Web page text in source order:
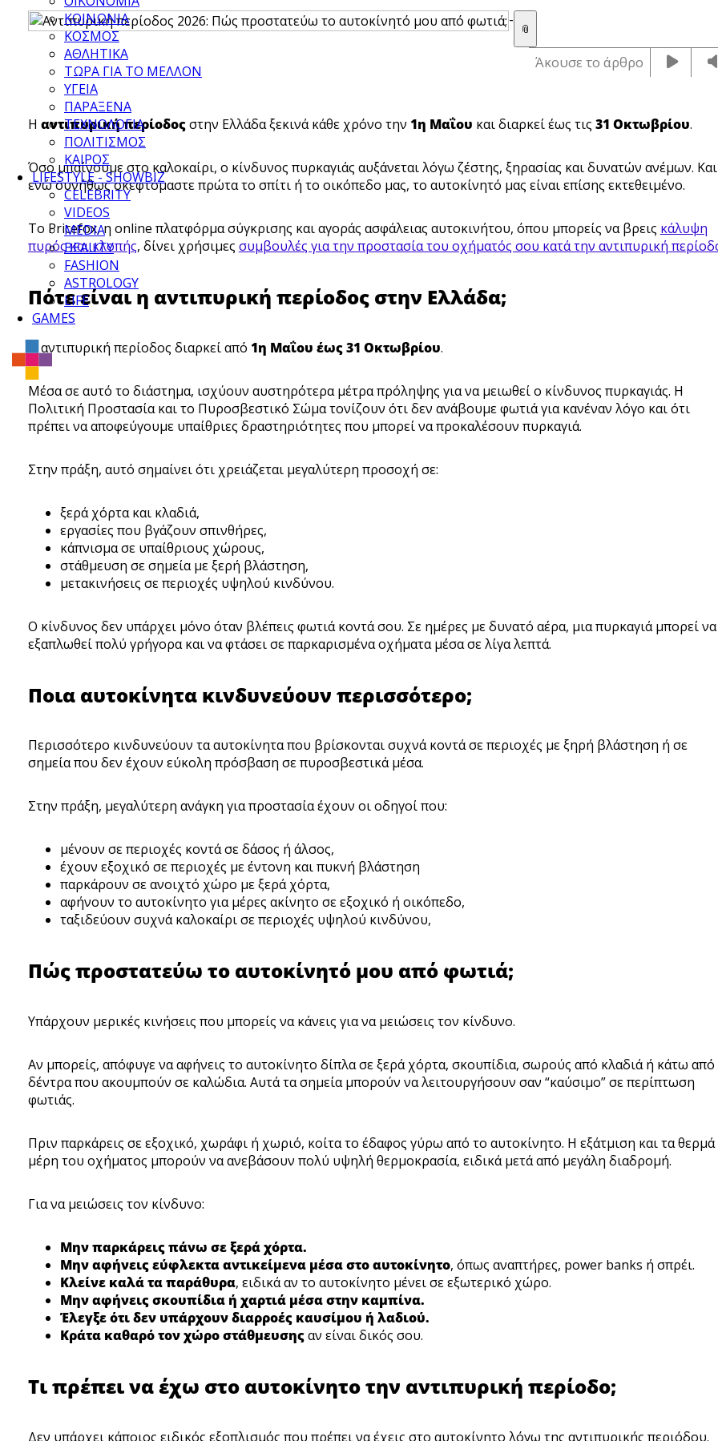
ΚΟΙΝΩΝΙΑ
ΚΟΣΜΟΣ
ΑΘΛΗΤΙΚΑ
ΤΩΡΑ ΓΙΑ ΤΟ ΜΕΛΛΟΝ
ΥΓΕΙΑ
ΠΑΡΑΞΕΝΑ
ΤΕΧΝΟΛΟΓΙΑ
ΠΟΛΙΤΙΣΜΟΣ
ΚΑΙΡΟΣ
LIFESTYLE - SHOWBIZ
CELEBRITY
VIDEOS
MEDIA
BEAUTY
FASHION
ASTROLOGY
LIFE
GAMES
-
📎
Άκουσε το άρθρο
Η αντιπυρική περίοδοςστην Ελλάδα ξεκινά κάθε χρόνο την 1η Μαΐου και διαρκεί έως τις 31 Οκτωβρίου.
Όσο μπαίνουμε στο καλοκαίρι, ο κίνδυνος πυρκαγιάς αυξάνεται λόγω ζέστης, ξηρασίας και δυνατών ανέμων. Και
ενώ συνήθως σκεφτόμαστε πρώτα το σπίτι ή το οικόπεδο μας, το αυτοκίνητό μας είναι επίσης εκτεθειμένο.
Το Pricefox, η online πλατφόρμα σύγκρισης και αγοράς ασφάλειας αυτοκινήτου, όπου μπορείς να βρεις κάλυψη
πυρός και κλοπής, δίνει χρήσιμες συμβουλές για την προστασία του οχήματός σου κατά την αντιπυρική
Πότε είναι η αντιπυρική περίοδος στην Ελλάδα;
Η αντιπυρική περίοδος διαρκεί από 1η Μαΐου έως 31 Οκτωβρίου.
Μέσα σε αυτό το διάστημα, ισχύουν αυστηρότερα μέτρα πρόληψης για να μειωθεί ο κίνδυνος πυρκαγιάς. Η
Πολιτική Προστασία και το Πυροσβεστικό Σώμα τονίζουν ότι δεν ανάβουμε φωτιά για κανέναν λόγο και ότι
πρέπει να αποφεύγουμε υπαίθριες δραστηριότητες που μπορεί να προκαλέσουν πυρκαγιά.
Στην πράξη, αυτό σημαίνει ότι χρειάζεται μεγαλύτερη προσοχή σε:
ξερά χόρτα και κλαδιά,
εργασίες που βγάζουν σπινθήρες,
κάπνισμα σε υπαίθριους χώρους,
στάθμευση σε σημεία με ξερή βλάστηση,
μετακινήσεις σε περιοχές υψηλού κινδύνου.
Ο κίνδυνος δεν υπάρχει μόνο όταν βλέπεις φωτιά κοντά σου. Σε ημέρες με δυνατό αέρα, μια πυρκαγιά μπορεί να
εξαπλωθεί πολύ γρήγορα και να φτάσει σε παρκαρισμένα οχήματα μέσα σε λίγα λεπτά.
Ποια αυτοκίνητα κινδυνεύουν περισσότερο;
Περισσότερο κινδυνεύουν τα αυτοκίνητα που βρίσκονται συχνά κοντά σε περιοχές με ξηρή βλάστηση ή σε
σημεία που δεν έχουν εύκολη πρόσβαση σε πυροσβεστικά μέσα.
Στην πράξη, μεγαλύτερη ανάγκη για προστασία έχουν οι οδηγοί που:
μένουν σε περιοχές κοντά σε δάσος ή άλσος,
έχουν εξοχικό σε περιοχές με έντονη και πυκνή βλάστηση
παρκάρουν σε ανοιχτό χώρο με ξερά χόρτα,
αφήνουν το αυτοκίνητο για μέρες ακίνητο σε εξοχικό ή οικόπεδο,
ταξιδεύουν συχνά καλοκαίρι σε περιοχές υψηλού κινδύνου,
Πώς προστατεύω το αυτοκίνητό μου από φωτιά;
Υπάρχουν μερικές κινήσεις που μπορείς να κάνεις για να μειώσεις τον κίνδυνο.
Αν μπορείς, απόφυγε να αφήνεις το αυτοκίνητο δίπλα σε ξερά χόρτα, σκουπίδια, σωρούς από κλαδιά ή κάτω από
δέντρα που ακουμπούν σε καλώδια. Αυτά τα σημεία μπορούν να λειτουργήσουν σαν “καύσιμο” σε περίπτωση
φωτιάς.
Πριν παρκάρεις σε εξοχικό, χωράφι ή χωριό, κοίτα το έδαφος γύρω από το αυτοκίνητο. Η εξάτμιση και τα θερμά
μέρη του οχήματος μπορούν να ανεβάσουν πολύ υψηλή θερμοκρασία, ειδικά μετά από μεγάλη διαδρομή.
Για να μειώσεις τον κίνδυνο:
Μην παρκάρεις πάνω σε ξερά χόρτα.
Μην αφήνεις εύφλεκτα αντικείμενα μέσα στο αυτοκίνητο, όπως αναπτήρες, power banks ή σπρέι.
Κλείνε καλά τα παράθυρα, ειδικά αν το αυτοκίνητο μένει σε εξωτερικό χώρο.
Μην αφήνεις σκουπίδια ή χαρτιά μέσα στην καμπίνα.
Έλεγξε ότι δεν υπάρχουν διαρροές καυσίμου ή λαδιού.
Κράτα καθαρό τον χώρο στάθμευσηςαν είναι δικός σου.
Τι πρέπει να έχω στο αυτοκίνητο την αντιπυρική περίοδο;
Δεν υπάρχει κάποιος ειδικός εξοπλισμός που πρέπει να έχεις στο αυτοκίνητο λόγω της αντιπυρικής περιόδου.